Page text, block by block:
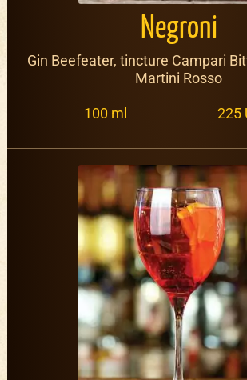
Negroni
Gin Beefeater, tincture Campari
Martini Rosso
100 ml 225